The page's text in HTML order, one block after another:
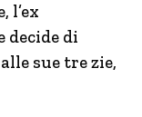
l’ex
di
sue tre zie,